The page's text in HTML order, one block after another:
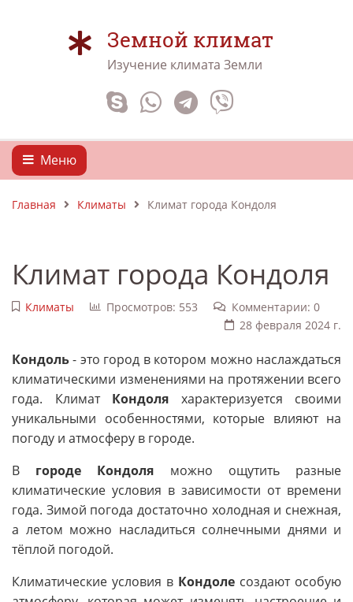
Земной климат
Изучение климата Земли
Меню
Главная Климаты Климат города Кондоля
Климат города Кондоля
Климаты Просмотров: 553
Комментарии: 0
28 февраля 2024 г.
Кондоль- это город в котором можно наслаждаться
климатическими изменениями на протяжении всего
года. Климат Кондоля характеризуется своими
уникальными особенностями, которые влияют на
погоду и атмосферу в городе.
В городе Кондоля можно ощутить разные
климатические условия в зависимости от времени
года. Зимой погода достаточно холодная и снежная,
а летом можно насладиться солнечными днями и
тёплой погодой.
Климатические условия в Кондоле создают особую